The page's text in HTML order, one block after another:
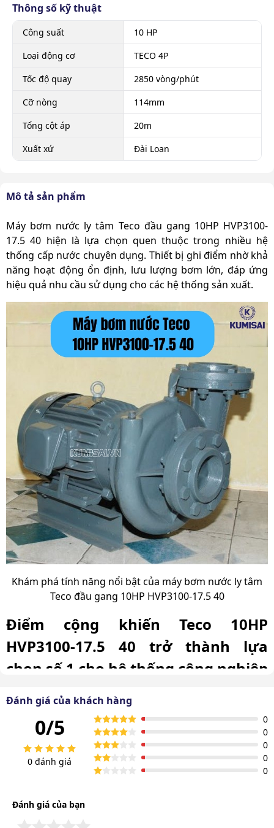
Mô tả sản phẩm
Máy bơm nước ly tâm Teco đầu gang 10HP HVP3100-
17.5 40 hiện là lựa chọn quen thuộc trong nhiều hệ
thống cấp nước chuyên dụng. Thiết bị ghi điểm nhờ khả
năng hoạt động ổn định, lưu lượng bơm lớn, đáp ứng
hiệu quả nhu cầu sử dụng cho các hệ thống sản xuất.
Khám phá tính năng nổi bật của máy bơm nước ly tâm
Teco đầu gang 10HP HVP3100-17.5 40
Điểm cộng khiến Teco 10HP
HVP3100-17.5 40 trở thành lựa
chọn số 1 cho hệ thống công nghiệp
Một số ưu điểm đã khiến máy bơm nước Teco 10HP
HVP3100-17.5 40 ghi điểm trong mắt người dùng hiện
Kết cấu đầu gang siêu bền – chịu lực tốt
Máy bơm Teco 10HP HVP3100-17.5 40 sở hữu đầu bơm
năng chịu lực và chịu nhiệt hiệu quả.
Thông số kỹ thuật
Công suất
10 HP
Loại động cơ
TECO 4P
Tốc độ quay
2850 vòng/phút
Cỡ nòng
114mm
Tổng cột áp
20m
Xuất xứ
Đài Loan
Đánh giá của khách hàng
0/5
0 đánh giá
0
0
0
0
0
Đánh giá của bạn